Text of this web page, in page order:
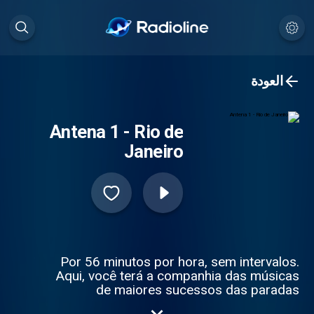
العودة
Antena 1 - Rio de
Janeiro
Por 56 minutos por hora, sem intervalos.
Aqui, você terá a companhia das músicas
de maiores sucessos das paradas